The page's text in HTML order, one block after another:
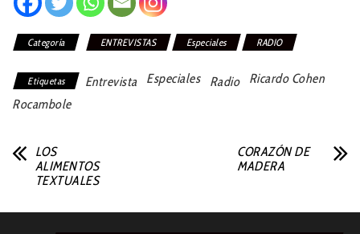
Categoría ENTREVISTAS Especiales RADIO
Etiquetas Entrevista Especiales Radio
Ricardo Cohen
Rocambole
LOS
ALIMENTOS
TEXTUALES
CORAZÓN DE
MADERA